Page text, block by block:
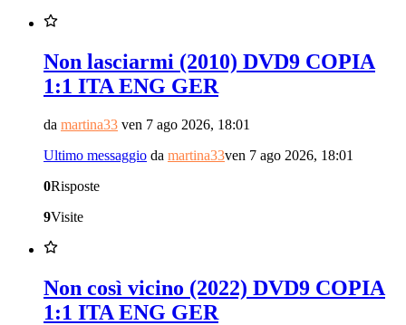
Non lasciarmi (2010) DVD9 COPIA
1:1 ITA ENG GER
da martina33 ven 7 ago 2026, 18:01
Ultimo messaggio da martina33ven 7 ago 2026, 18:01
0Risposte
9Visite
Non così vicino (2022) DVD9 COPIA
1:1 ITA ENG GER